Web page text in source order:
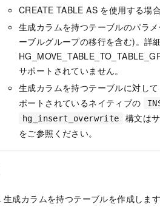
CREATE TABLE AS を使用する場
生成カラムを持つテーブルのパラ
ーブルグループの移行を含む)。詳
サポートされていません。
生成カラムを持つテーブルに対して
ポートされているネイティブの
hg_insert_overwrite 構文は
をご参照ください。
生成カラムを持つテーブルを作成します